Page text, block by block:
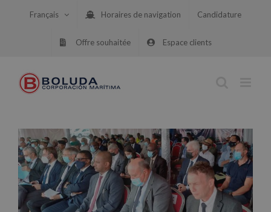
Français Horaires de navigation Candidature
Offre souhaitée Espace clients